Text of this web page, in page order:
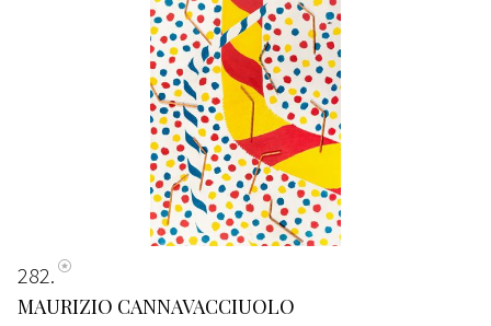
282
MAURIZIO CANNAVACCIUOLO